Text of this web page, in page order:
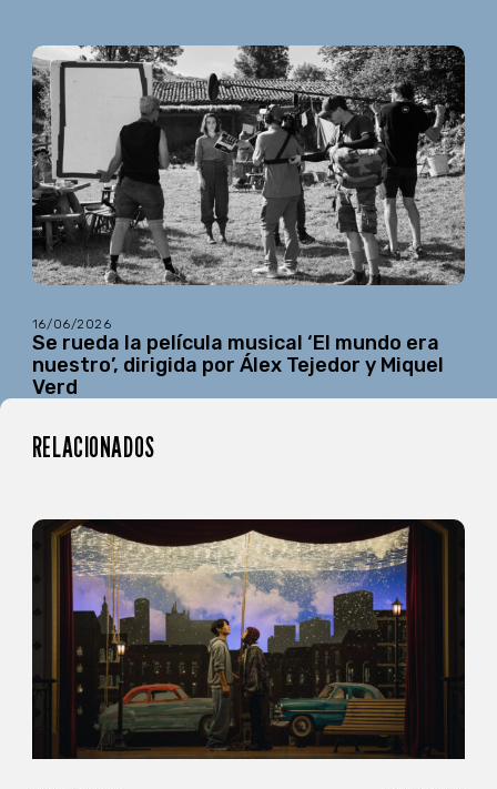
16/06/2026
Se rueda la película musical ‘El mundo era
nuestro’, dirigida por Álex Tejedor y Miquel
Verd
RELACIONADOS